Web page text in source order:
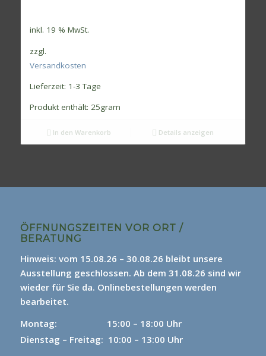
inkl. 19 % MwSt.
zzgl.
Versandkosten
Lieferzeit: 1-3 Tage
Produkt enthält: 25gram
In den Warenkorb Details anzeigen
ÖFFNUNGSZEITEN VOR ORT /
BERATUNG
Hinweis: vom 15.08.26 – 30.08.26 bleibt unsere
Ausstellung geschlossen. Ab dem 31.08.26 sind wir
wieder für Sie da. Onlinebestellungen werden
bearbeitet.
Montag: 15:00 – 18:00 Uhr
Dienstag – Freitag: 10:00 – 13:00 Uhr